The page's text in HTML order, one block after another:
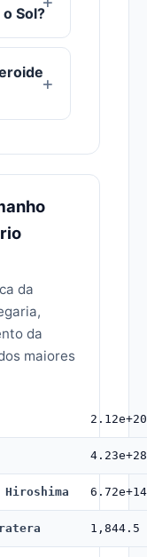
Sol?
da
da
maiores
Hiroshima 6.72e+14
1,844.5